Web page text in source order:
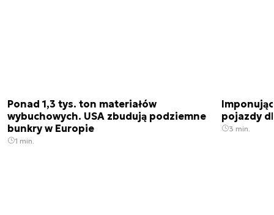
Ponad 1,3 tys. ton materiałów
wybuchowych. USA zbudują podziemne
bunkry w Europie
1 min.
pojazdy
3 min.